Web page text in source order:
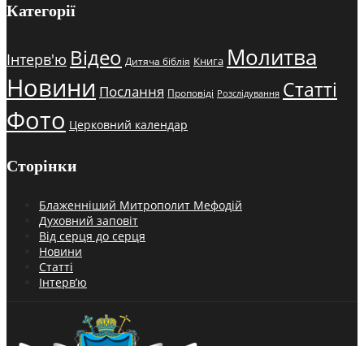
Категорії
Інтерв'ю Відео Дитяча біблія Книга Молитва
Новини Послання Проповіді Розслідування Статті
Фото Церковний календар
Сторінки
Блаженніший Митрополит Мефодій
Духовний заповіт
Від серця до серця
Новини
Статті
Інтерв’ю